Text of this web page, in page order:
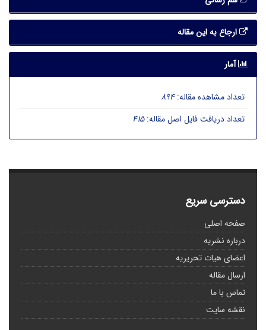
ارجاع به این مقاله
آمار
تعداد مشاهده مقاله:894
تعداد دریافت فایل اصل مقاله:415
دسترسی سریع
صفحه اصلی
درباره نشریه
اعضای هیات تحریریه
ارسال مقاله
تماس با ما
نقشه سایت